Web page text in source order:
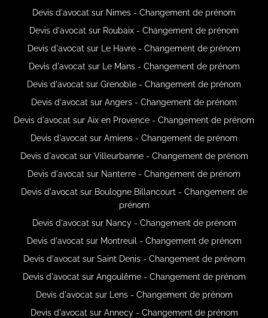
Devis d'avocat sur Nimes - Changement de prénom
Devis d'avocat sur Roubaix - Changement de prénom
Devis d'avocat sur Le Havre - Changement de prénom
Devis d'avocat sur Le Mans - Changement de prénom
Devis d'avocat sur Grenoble - Changement de prénom
Devis d'avocat sur Angers - Changement de prénom
Devis d'avocat sur Aix en Provence - Changement de prénom
Devis d'avocat sur Amiens - Changement de prénom
Devis d'avocat sur Villeurbanne - Changement de prénom
Devis d'avocat sur Nanterre - Changement de prénom
Devis d'avocat sur Boulogne Billancourt - Changement de
prénom
Devis d'avocat sur Nancy - Changement de prénom
Devis d'avocat sur Montreuil - Changement de prénom
Devis d'avocat sur Saint Denis - Changement de prénom
Devis d'avocat sur Angoulême - Changement de prénom
Devis d'avocat sur Lens - Changement de prénom
Devis d'avocat sur Annecy - Changement de prénom